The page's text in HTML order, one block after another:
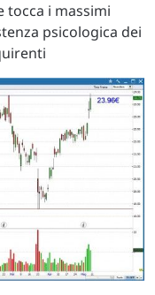
tocca i massimi
psicologica dei